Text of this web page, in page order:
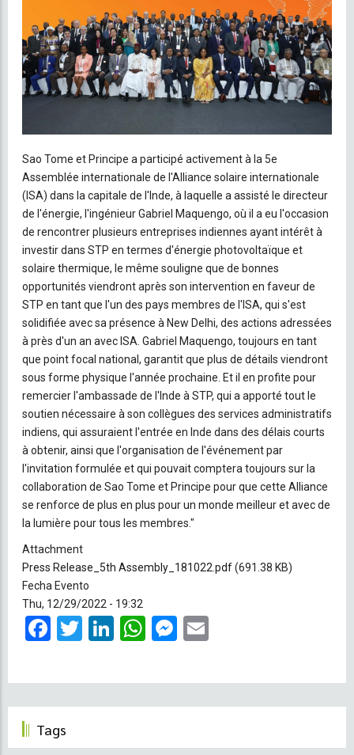
Sao Tome et Principe a participé activement à la 5e
Assemblée internationale de l'Alliance solaire internationale
(ISA) dans la capitale de l'Inde, à laquelle a assisté le directeur
de l'énergie, l'ingénieur Gabriel Maquengo, où il a eu l'occasion
de rencontrer plusieurs entreprises indiennes ayant intérêt à
investir dans STP en termes d'énergie photovoltaïque et
solaire thermique, le même souligne que de bonnes
opportunités viendront après son intervention en faveur de
STP en tant que l'un des pays membres de l'ISA, qui s'est
solidifiée avec sa présence à New Delhi, des actions adressées
à près d'un an avec ISA. Gabriel Maquengo, toujours en tant
que point focal national, garantit que plus de détails viendront
sous forme physique l'année prochaine. Et il en profite pour
remercier l'ambassade de l'Inde à STP, qui a apporté tout le
soutien nécessaire à son collègues des services administratifs
indiens, qui assuraient l'entrée en Inde dans des délais courts
à obtenir, ainsi que l'organisation de l'événement par
l'invitation formulée et qui pouvait comptera toujours sur la
collaboration de Sao Tome et Principe pour que cette Alliance
se renforce de plus en plus pour un monde meilleur et avec de
la lumière pour tous les membres."
Attachment
Press Release_5th Assembly_181022.pdf(691.38 KB)
Fecha Evento
Thu, 12/29/2022 - 19:32
Facebook
Twitter
LinkedIn
WhatsApp
Messenger
Tags